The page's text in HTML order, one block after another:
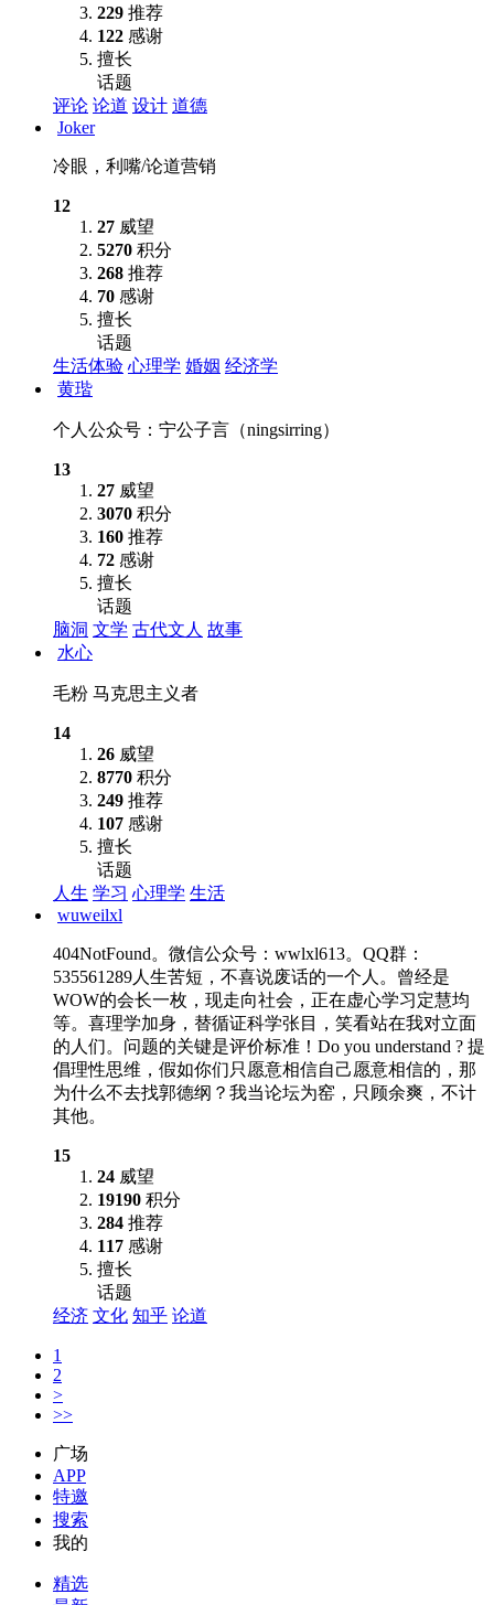
229 推荐
122 感谢
擅长
话题
评论 论道 设计 道德
Joker
冷眼，利嘴/论道营销
12
27 威望
5270 积分
268 推荐
70 感谢
擅长
话题
生活体验 心理学 婚姻 经济学
黄瑎
个人公众号：宁公子言（ningsirring）
13
27 威望
3070 积分
160 推荐
72 感谢
擅长
话题
脑洞 文学 古代文人 故事
水心
毛粉 马克思主义者
14
26 威望
8770 积分
249 推荐
107 感谢
擅长
话题
人生 学习 心理学 生活
wuweilxl
404NotFound。微信公众号：wwlxl613。QQ群：
535561289人生苦短，不喜说废话的一个人。曾经是
WOW的会长一枚，现走向社会，正在虚心学习定慧均
等。喜理学加身，替循证科学张目，笑看站在我对立面
的人们。问题的关键是评价标准！Do you understand ? 提
倡理性思维，假如你们只愿意相信自己愿意相信的，那
为什么不去找郭德纲？我当论坛为窑，只顾余爽，不计
其他。
15
24 威望
19190 积分
284 推荐
117 感谢
擅长
话题
经济 文化 知乎 论道
1
2
>
>>
广场
APP
特邀
搜索
我的
精选